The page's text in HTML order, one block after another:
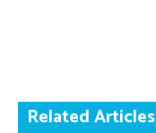
Related Articles